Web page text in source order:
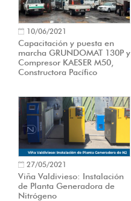
10/06/2021
Capacitación y puesta en
marcha GRUNDOMAT 130P y
Compresor KAESER M50,
Constructora Pacífico
27/05/2021
Viña Valdivieso: Instalación
de Planta Generadora de
Nitrógeno